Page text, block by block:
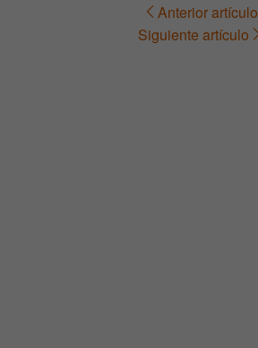
Navegación Anterior artículo
Siguiente artículo